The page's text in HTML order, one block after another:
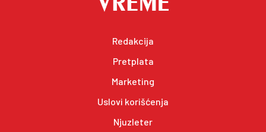
Redakcija
Pretplata
Marketing
Uslovi korišćenja
Njuzleter